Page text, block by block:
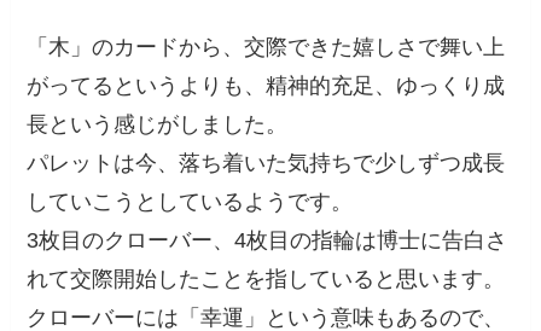
「木」のカードから、交際できた嬉しさで舞い上
がってるというよりも、精神的充足、ゆっくり成
長という感じがしました。
パレットは今、落ち着いた気持ちで少しずつ成長
していこうとしているようです。
3枚目のクローバー、4枚目の指輪は博士に告白さ
れて交際開始したことを指していると思います。
クローバーには「幸運」という意味もあるので、